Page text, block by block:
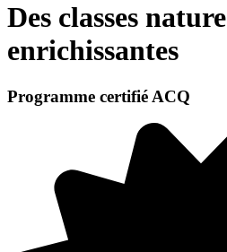
Des classes nature
enrichissantes
Programme certifié ACQ